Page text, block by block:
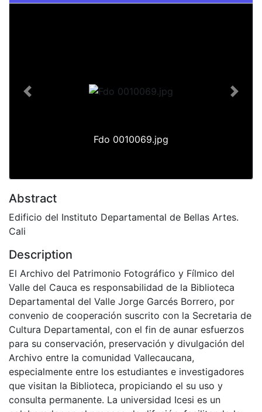
Fdo 0010069.jpg
Previous Next
Abstract
Edificio del Instituto Departamental de Bellas Artes.
Cali
Description
El Archivo del Patrimonio Fotográfico y Fílmico del
Valle del Cauca es responsabilidad de la Biblioteca
Departamental del Valle Jorge Garcés Borrero, por
convenio de cooperación suscrito con la Secretaria de
Cultura Departamental, con el fin de aunar esfuerzos
para su conservación, preservación y divulgación del
Archivo entre la comunidad Vallecaucana,
especialmente entre los estudiantes e investigadores
que visitan la Biblioteca, propiciando el su uso y
consulta permanente. La universidad Icesi es un